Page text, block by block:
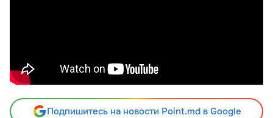
Подпишитесь на новости Point.md в Google